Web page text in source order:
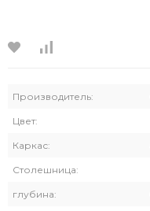
Производитель:
Цвет:
Каркас:
Столешница:
глубина: